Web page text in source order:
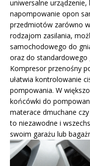
uniwersalne
napompowanie opon
przedmiotów zarówno
rodzajom zasilania,
samochodowego do
oraz do standardowego
Kompresor przenośny
ułatwia kontrolowanie
pompowania. W
końcówki do
materace dmuchane
to niezawodne i
swoim garażu lub